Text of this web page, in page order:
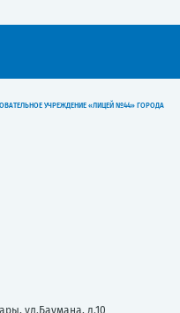
УЧРЕЖДЕНИЕ «ЛИЦЕЙ №44» ГОРОДА
ул.Баумана, д.10